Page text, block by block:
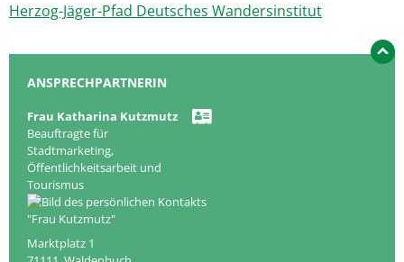
Herzog-Jäger-Pfad Deutsches Wandersinstitut
ANSPRECHPARTNERIN
Frau Katharina Kutzmutz
Beauftragte für
Stadtmarketing,
Öffentlichkeitsarbeit und
Tourismus
Marktplatz 1